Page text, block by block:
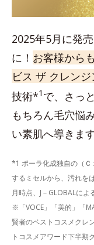
2025年5月に発
に！ お客様から
ビス ザ クレンジ
技術*1 で、さっ
もちろん毛穴悩
い素肌へ導きます
*1 ポーラ化成独自の（
するミセルから、汚れを
月時点、J－GLOBALによ
※「VOCE」「美的」「
賢者のベストコスメクレ
トコスメアワード下半期